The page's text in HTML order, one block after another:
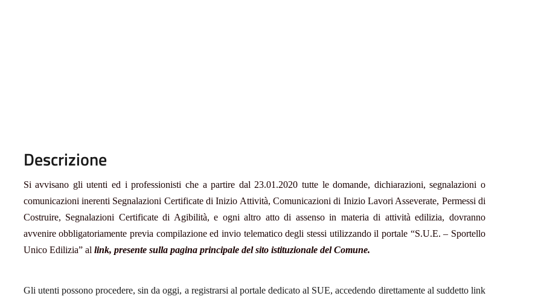
Descrizione
Si avvisano gli utenti ed i professionisti che a partire dal 23.01.2020 tutte le domande, dichiarazioni, segnalazioni o
comunicazioni inerenti Segnalazioni Certificate di Inizio Attività, Comunicazioni di Inizio Lavori Asseverate, Permessi di
Costruire, Segnalazioni Certificate di Agibilità, e ogni altro atto di assenso in materia di attività edilizia, dovranno
avvenire obbligatoriamente previa compilazione ed invio telematico degli stessi utilizzando il portale “S.U.E. – Sportello
Unico Edilizia” al link, presente sulla pagina principale del sito istituzionale del Comune.
Gli utenti possono procedere, sin da oggi, a registrarsi al portale dedicato al SUE, accedendo direttamente al suddetto link